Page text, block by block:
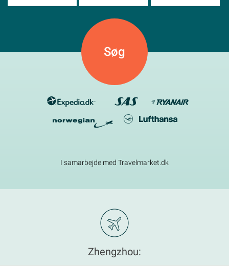
5
I samarbejde med Travelmarket.dk
Zhengzhou: